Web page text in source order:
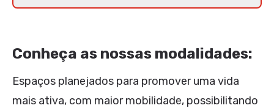
Conheça as nossas modalidades:
Espaços planejados para promover uma vida
mais ativa, com maior mobilidade, possibilitando